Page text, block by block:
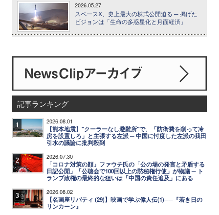
2026.05.27
スペースX、史上最大の株式公開迫る ─ 掲げた
ビジョンは「生命の多惑星化と月面経済」
記事ランキング
1 2026.08.01
【熊本地震】"クーラーなし避難所"で、「防衛費を削って冷
房を設置しろ」と主張する左派 ─ 中国に忖度した左派の我田
引水の議論に批判殺到
2 2026.07.30
「コロナ対策の顔」ファウチ氏の「公の場の発言と矛盾する
日記公開」「公聴会で100回以上の黙秘権行使」が物議 ─ ト
ランプ政権の最終的な狙いは「中国の責任追及」にある
3 2026.08.02
【名画座リバティ (29)】映画で学ぶ偉人伝(1)──『若き日の
リンカーン』